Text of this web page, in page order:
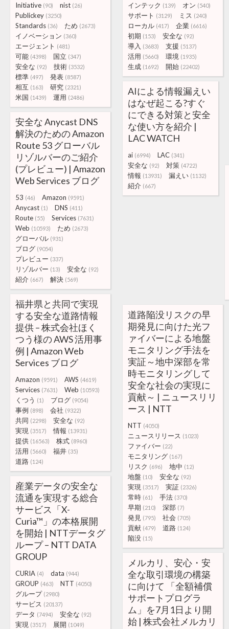
Initiative (90) nist (26)
Publickey (3250)
Standards (36) ため (2673)
イノベーション (360)
エージェント (481)
可能 (4398) 国立 (347)
安全な (92) 技術 (3532)
標準 (497) 発表 (8587)
相互 (163) 研究 (2321)
米国 (1439) 運用 (2486)
インテック (139) オン (540)
サポート (3129) ミス (240)
ローカル (417) 企業 (6616)
初期 (153) 安全な (92)
導入 (3683) 支援 (5137)
活用 (5660) 環境 (1935)
生成 (1692) 開始 (22402)
AIによる情報漏えい
はなぜ起こる?すぐ
にできる対策と安全
な使い方を紹介 |
LAC WATCH
ai (6994) LAC (341)
安全な (92) 対策 (4722)
情報 (13931) 漏えい (1132)
紹介 (667)
安全な Anycast DNS
解決のための Amazon
Route 53 グローバル
リゾルバーのご紹介
(プレビュー) | Amazon
Web Services ブログ
53 (46) Amazon (9591)
Anycast (1) DNS (411)
Route (55) Services (7631)
Web (10593) ため (2673)
グローバル (931)
ブログ (9054)
プレビュー (337)
リゾルバー (13) 安全な (92)
紹介 (667) 解決 (569)
福井県と共同で実現
する安全な道路情報
提供 – 株式会社ほく
つう様の AWS 活用事
例 | Amazon Web
Services ブログ
Amazon (9591) AWS (4619)
Services (7631) Web (10593)
くつう (1) ブログ (9054)
事例 (898) 会社 (9322)
共同 (2298) 安全な (92)
実現 (3517) 情報 (13931)
提供 (16563) 株式 (8960)
活用 (5660) 福井 (35)
道路 (124)
道路陥没リスクの早
期発見に向けた光フ
ァイバーによる地盤
モニタリング手法を
実証～地中深部を常
時モニタリングして
安全な社会の実現に
貢献～ | ニュースリリ
ース | NTT
NTT (4050)
ニュースリリース (1023)
ファイバー (22)
モニタリング (167)
リスク (696) 地中 (12)
地盤 (10) 安全な (92)
実現 (3517) 実証 (2326)
常時 (61) 手法 (370)
早期 (210) 深部 (7)
発見 (795) 社会 (705)
貢献 (479) 道路 (124)
陥没 (15)
産業データの安全な
流通を実現する総合
サービス「X-
Curia™」の本格展開
を開始 | NTTデータグ
ループ – NTT DATA
GROUP
CURIA (4) data (944)
GROUP (463) NTT (4050)
グループ (2980)
サービス (20137)
データ (7494) 安全な (92)
実現 (3517) 展開 (1049)
メルカリ、安心・安
全な取引環境の構築
に向けて 「全額補償
サポートプログラ
ム」を7月1日より開
始 | 株式会社メルカリ